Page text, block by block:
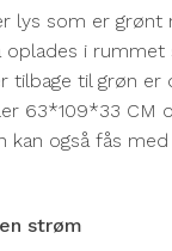
lys som er grønt
oplades i
tilbage til grøn er
63*109*33 CM
også fås med
strøm